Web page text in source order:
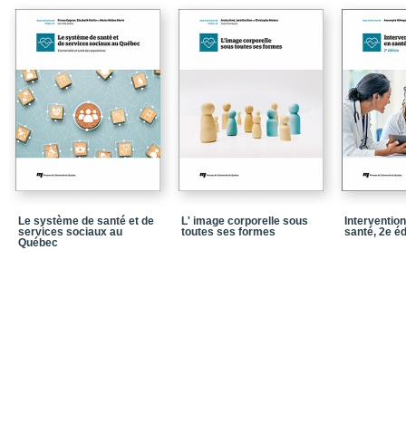
Chapitre 4: Le
Chapitre 5: Les
Le système de santé et de
services sociaux au
Québec
L' image corporelle sous
toutes ses formes
santé, 2e